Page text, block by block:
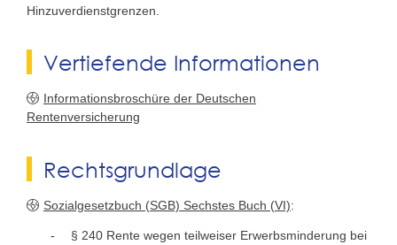
Hinzuverdienstgrenzen.
Vertiefende Informationen
Informationsbroschüre der Deutschen
Rentenversicherung
Rechtsgrundlage
Sozialgesetzbuch (SGB) Sechstes Buch (VI):
§ 240 Rente wegen teilweiser Erwerbsminderung bei